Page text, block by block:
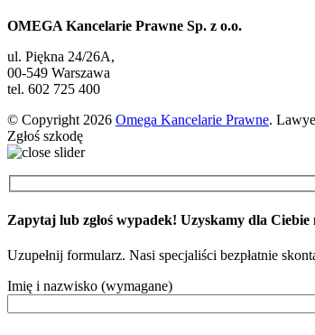
OMEGA Kancelarie Prawne Sp. z o.o.
ul. Piękna 24/26A,
00-549 Warszawa
tel. 602 725 400
© Copyright 2026 Omega Kancelarie Prawne.
Zgłoś szkodę
Zapytaj lub zgłoś wypadek! Uzyskamy dla Ciebie
Uzupełnij formularz. Nasi specjaliści bezpłatnie
Imię i nazwisko (wymagane)